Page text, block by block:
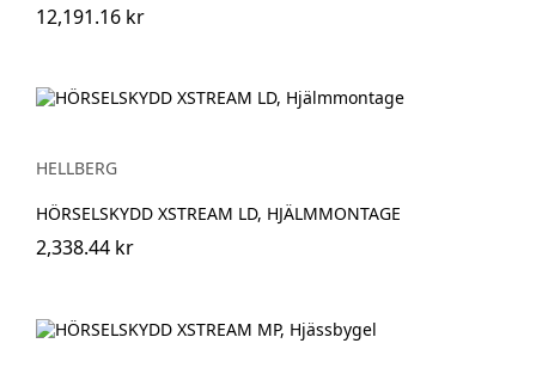
12,191.16 kr
HELLBERG
HÖRSELSKYDD XSTREAM LD, HJÄLMMONTAGE
2,338.44 kr